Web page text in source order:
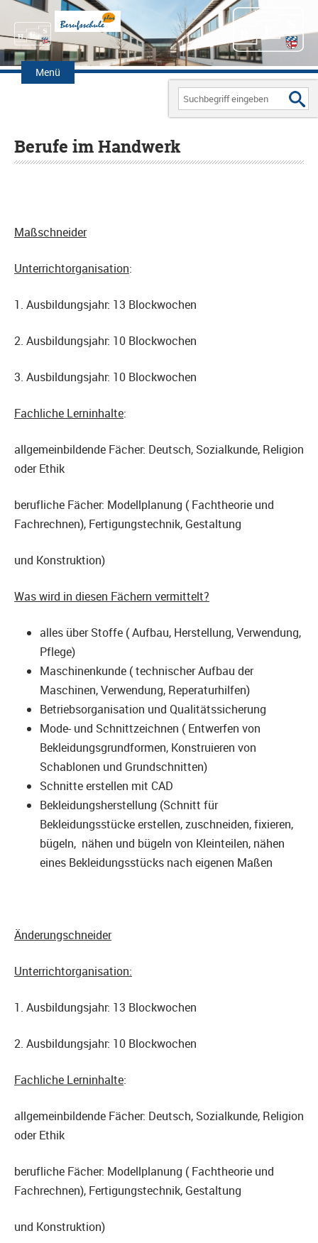
Menü
Zum
Inhalt
Search
for:
Berufe im Handwerk
Maßschneider
Unterrichtorganisation:
1. Ausbildungsjahr: 13 Blockwochen
2. Ausbildungsjahr: 10 Blockwochen
3. Ausbildungsjahr: 10 Blockwochen
Fachliche Lerninhalte:
allgemeinbildende Fächer: Deutsch, Sozialkunde, Religion
oder Ethik
berufliche Fächer: Modellplanung ( Fachtheorie und
Fachrechnen), Fertigungstechnik, Gestaltung
und Konstruktion)
Was wird in diesen Fächern vermittelt?
alles über Stoffe ( Aufbau, Herstellung, Verwendung,
Pflege)
Maschinenkunde ( technischer Aufbau der
Maschinen, Verwendung, Reperaturhilfen)
Betriebsorganisation und Qualitätssicherung
Mode- und Schnittzeichnen ( Entwerfen von
Bekleidungsgrundformen, Konstruieren von
Schablonen und Grundschnitten)
Schnitte erstellen mit CAD
Bekleidungsherstellung (Schnitt für
Bekleidungsstücke erstellen, zuschneiden, fixieren,
bügeln, nähen und bügeln von Kleinteilen, nähen
eines Bekleidungsstücks nach eigenen Maßen
Änderungschneider
Unterrichtorganisation:
1. Ausbildungsjahr: 13 Blockwochen
2. Ausbildungsjahr: 10 Blockwochen
Fachliche Lerninhalte:
allgemeinbildende Fächer: Deutsch, Sozialkunde, Religion
oder Ethik
berufliche Fächer: Modellplanung ( Fachtheorie und
Fachrechnen), Fertigungstechnik, Gestaltung
und Konstruktion)